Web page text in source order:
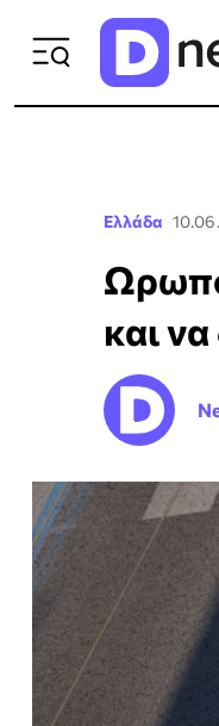
Ελλάδα
και